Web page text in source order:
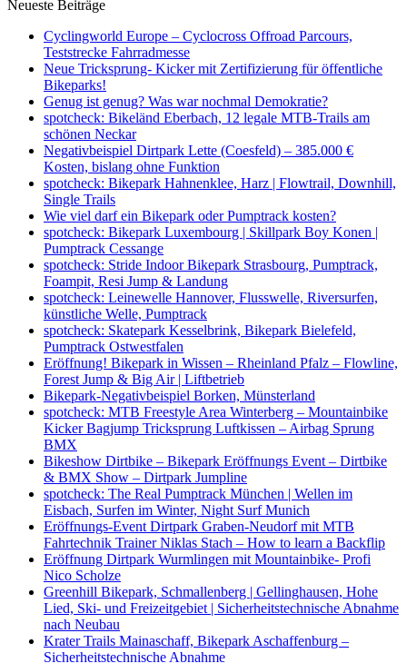
Neueste Beiträge
Cyclingworld Europe – Cyclocross Offroad Parcours,
Teststrecke Fahrradmesse
Neue Tricksprung- Kicker mit Zertifizierung für öffentliche
Bikeparks!
Genug ist genug? Was war nochmal Demokratie?
spotcheck: Bikeländ Eberbach, 12 legale MTB-Trails am
schönen Neckar
Negativbeispiel Dirtpark Lette (Coesfeld) – 385.000 €
Kosten, bislang ohne Funktion
spotcheck: Bikepark Hahnenklee, Harz | Flowtrail, Downhill,
Single Trails
Wie viel darf ein Bikepark oder Pumptrack kosten?
spotcheck: Bikepark Luxembourg | Skillpark Boy Konen |
Pumptrack Cessange
spotcheck: Stride Indoor Bikepark Strasbourg, Pumptrack,
Foampit, Resi Jump & Landung
spotcheck: Leinewelle Hannover, Flusswelle, Riversurfen,
künstliche Welle, Pumptrack
spotcheck: Skatepark Kesselbrink, Bikepark Bielefeld,
Pumptrack Ostwestfalen
Eröffnung! Bikepark in Wissen – Rheinland Pfalz – Flowline,
Forest Jump & Big Air | Liftbetrieb
Bikepark-Negativbeispiel Borken, Münsterland
spotcheck: MTB Freestyle Area Winterberg – Mountainbike
Kicker Bagjump Tricksprung Luftkissen – Airbag Sprung
BMX
Bikeshow Dirtbike – Bikepark Eröffnungs Event – Dirtbike
& BMX Show – Dirtpark Jumpline
spotcheck: The Real Pumptrack München | Wellen im
Eisbach, Surfen im Winter, Night Surf Munich
Eröffnungs-Event Dirtpark Graben-Neudorf mit MTB
Fahrtechnik Trainer Niklas Stach – How to learn a Backflip
Eröffnung Dirtpark Wurmlingen mit Mountainbike- Profi
Nico Scholze
Greenhill Bikepark, Schmallenberg | Gellinghausen, Hohe
Lied, Ski- und Freizeitgebiet | Sicherheitstechnische Abnahme
nach Neubau
Krater Trails Mainaschaff, Bikepark Aschaffenburg –
Sicherheitstechnische Abnahme